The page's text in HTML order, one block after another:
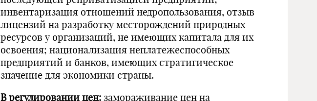
инвентаризация отношений недропользования, отзыв
лицензий на разработку месторождений природных
ресурсов у организаций, не имеющих капитала для их
освоения; национализация неплатежеспособных
предприятий и банков, имеющих стратигическое
значение для экономики страны.
В регулировании цен: замораживание цен на